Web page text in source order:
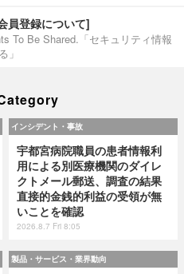
員登録について]
To Be Shared.「セキュリティ情報
」
インシデント・事故
宇都宮病院職員の患者情報利
用による別医療機関のダイレ
クトメール郵送、調査の結果
直接的金銭的利益の受領が無
いことを確認
2026.8.7 Fri 8:05
製品・サービス・業界動向